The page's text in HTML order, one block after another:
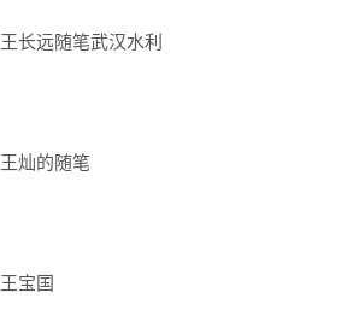
王长远随笔武汉水利
王灿的随笔
王宝国